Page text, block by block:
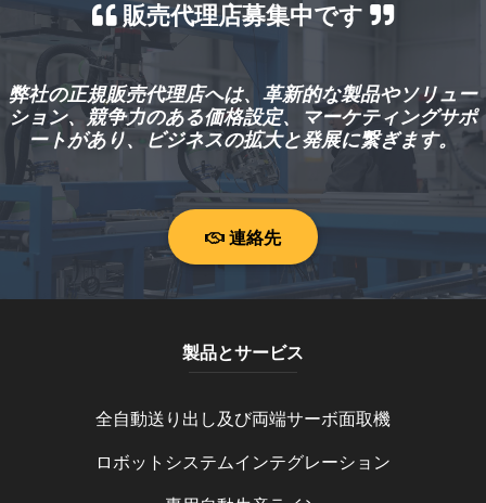
販売代理店募集中です
弊社の正規販売代理店へは、革新的な製品やソリュー
ション、競争力のある価格設定、マーケティングサポ
ートがあり、ビジネスの拡大と発展に繋ぎます。
連絡先
製品とサービス
全自動送り出し及び両端サーボ面取機
ロボットシステムインテグレーション